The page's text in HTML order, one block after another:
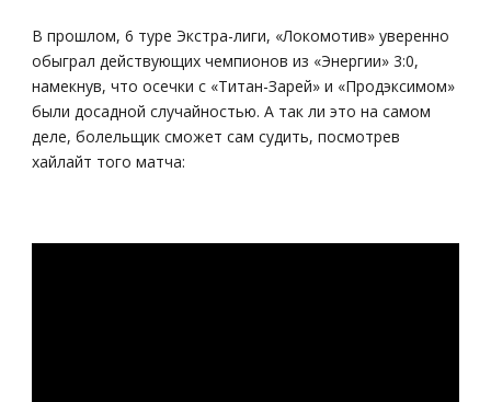
В прошлом, 6 туре Экстра-лиги, «Локомотив» уверенно
обыграл действующих чемпионов из «Энергии» 3:0,
намекнув, что осечки с «Титан-Зарей» и «Продэксимом»
были досадной случайностью. А так ли это на самом
деле, болельщик сможет сам судить, посмотрев
хайлайт того матча: